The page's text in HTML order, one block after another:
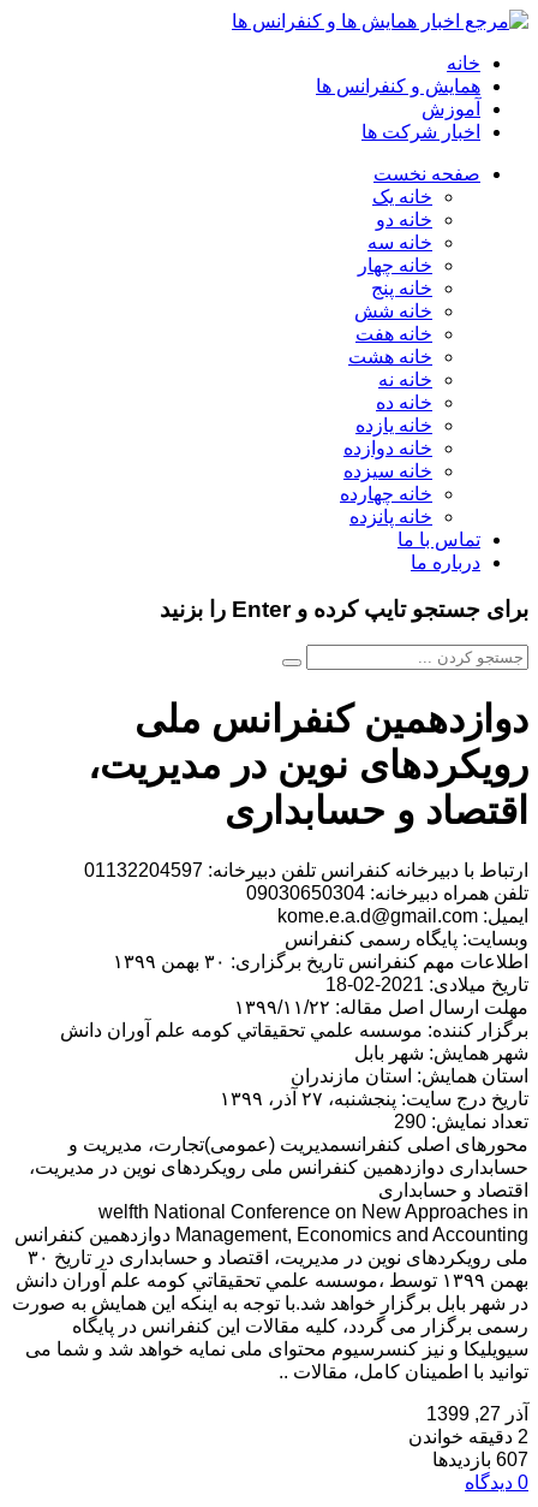
خانه
همایش و کنفرانس ها
آموزش
اخبار شرکت ها
صفحه نخست
خانه یک
خانه دو
خانه سه
خانه چهار
خانه پنج
خانه شش
خانه هفت
خانه هشت
خانه نه
خانه ده
خانه یازده
خانه دوازده
خانه سیزده
خانه چهارده
خانه پانزده
تماس با ما
درباره ما
برای جستجو تایپ کرده و Enter را بزنید
دوازدهمین کنفرانس ملی
رویکردهای نوین در مدیریت،
اقتصاد و حسابداری
ارتباط با دبیرخانه کنفرانس تلفن دبیرخانه: 01132204597
تلفن همراه دبیرخانه: 09030650304
ایمیل: kome.e.a.d@gmail.com
وبسایت: پایگاه رسمی کنفرانس
اطلاعات مهم کنفرانس تاریخ برگزاری: ۳۰ بهمن ۱۳۹۹
تاریخ میلادی: 2021-02-18
مهلت ارسال اصل مقاله: ۱۳۹۹/۱۱/۲۲
برگزار کننده: موسسه علمي تحقيقاتي كومه علم آوران دانش
شهر همایش: شهر بابل
استان همایش: استان مازندران
تاریخ درج سایت: پنجشنبه، ۲۷ آذر، ۱۳۹۹
تعداد نمایش: 290
محورهای اصلی کنفرانسمدیریت (عمومی)تجارت، مدیریت و
حسابداری دوازدهمین کنفرانس ملی رویکردهای نوین در مدیریت،
اقتصاد و حسابداری
welfth National Conference on New Approaches in
Management, Economics and Accounting دوازدهمین کنفرانس
ملی رویکردهای نوین در مدیریت، اقتصاد و حسابداری در تاریخ ۳۰
بهمن ۱۳۹۹ توسط ،موسسه علمي تحقيقاتي كومه علم آوران دانش
در شهر بابل برگزار خواهد شد.با توجه به اینکه این همایش به صورت
رسمی برگزار می گردد، کلیه مقالات این کنفرانس در پایگاه
سیویلیکا و نیز کنسرسیوم محتوای ملی نمایه خواهد شد و شما می
توانید با اطمینان کامل، مقالات ..
آذر 27, 1399
2 دقیقه خواندن
607 بازدیدها
0 دیدگاه